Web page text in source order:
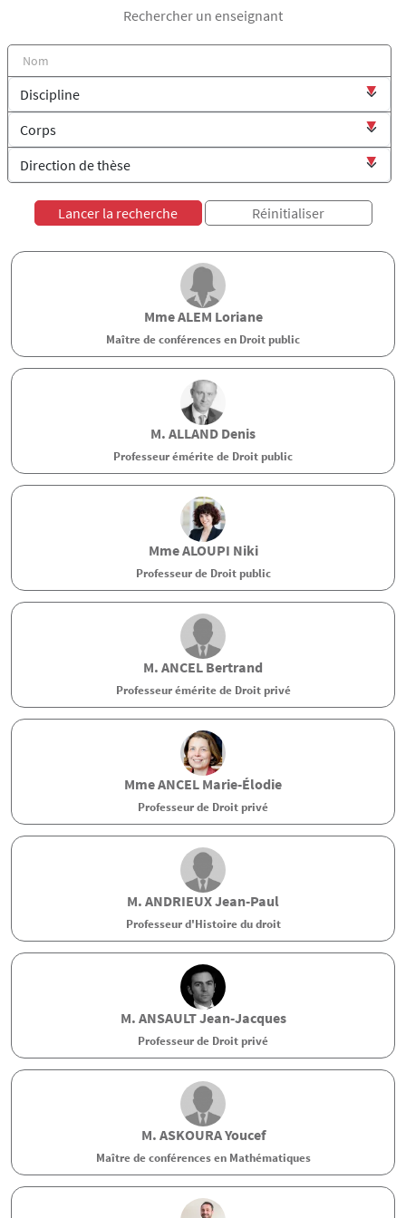
Rechercher un enseignant
MmeALEM Loriane
Maître de conférences en Droit public
M. ALLAND Denis
Professeur émérite de Droit public
MmeALOUPI Niki
Professeur de Droit public
M. ANCEL Bertrand
Professeur émérite de Droit privé
MmeANCEL Marie-Élodie
Professeur de Droit privé
M. ANDRIEUXJean-Paul
Professeur d'Histoire du droit
M. ANSAULTJean-Jacques
Professeur de Droit privé
M. ASKOURAYoucef
Maître de conférences en Mathématiques